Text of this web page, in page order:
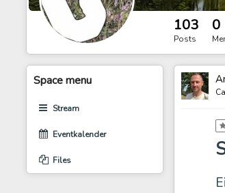
103
Posts
0
Spacemenu
Stream
Eventkalender
Files